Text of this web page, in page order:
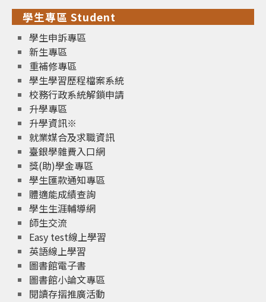
學生專區 Student
學生申訴專區
新生專區
重補修專區
學生學習歷程檔案系統
校務行政系統解鎖申請
升學專區
升學資訊※
就業媒合及求職資訊
臺銀學雜費入口網
獎(助)學金專區
學生匯款通知專區
體適能成績查詢
學生生涯輔導網
師生交流
Easy test線上學習
英語線上學習
圖書館電子書
圖書館小論文專區
閱讀存摺推廣活動